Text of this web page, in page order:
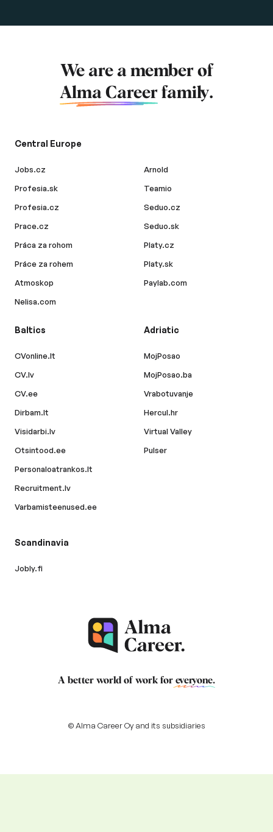
We are a member of
Alma Career family.
Central Europe
Jobs.cz
Profesia.sk
Profesia.cz
Prace.cz
Práca za rohom
Práce za rohem
Atmoskop
Nelisa.com
Arnold
Teamio
Seduo.cz
Seduo.sk
Platy.cz
Platy.sk
Paylab.com
Baltics
CVonline.lt
CV.lv
CV.ee
Dirbam.lt
Visidarbi.lv
Otsintood.ee
Personaloatrankos.lt
Recruitment.lv
Varbamisteenused.ee
Adriatic
MojPosao
MojPosao.ba
Vrabotuvanje
Hercul.hr
Virtual Valley
Pulser
Scandinavia
Jobly.fi
A better world of work for everyone.
© Alma Career Oy and its subsidiaries